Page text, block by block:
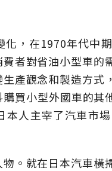
，在1970年代中
者對省油小型車
產觀念和製造方式
購買小型外國車的
本人主宰了汽車市
。就在日本汽車